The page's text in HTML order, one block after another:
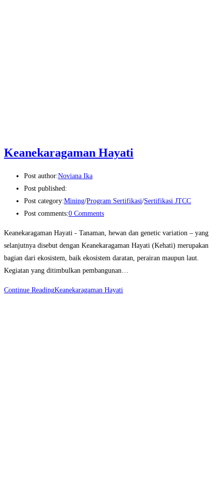
Keanekaragaman Hayati
Post author:Noviana Ika
Post published:
Post category:Mining/Program Sertifikasi/Sertifikasi JTCC
Post comments:0 Comments
Keanekaragaman Hayati - Tanaman, hewan dan genetic variation – yang
selanjutnya disebut dengan Keanekaragaman Hayati (Kehati) merupakan
bagian dari ekosistem, baik ekosistem daratan, perairan maupun laut.
Kegiatan yang ditimbulkan pembangunan…
Continue ReadingKeanekaragaman Hayati